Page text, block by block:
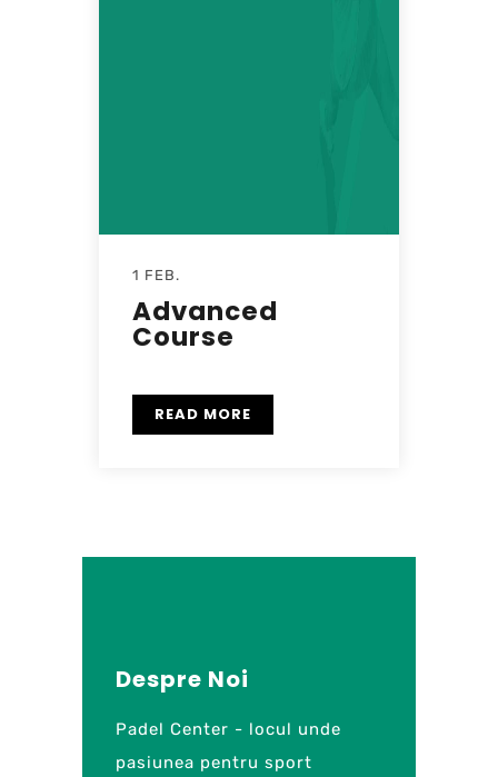
1 FEB.
Advanced
Course
READ MORE
Despre Noi
Padel Center - locul unde
pasiunea pentru sport